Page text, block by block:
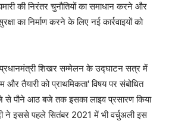
की निरंतर चुनौतियों का समाधान करने और
का निर्माण करने के लिए नई कार्रवाइयों को
शिखर सम्मेलन के उद्घाटन सत्र में
और तैयारी को प्राथमिकता' विषय पर संबोधित
पौने आठ बजे तक इसका लाइव प्रसारण किया
ने इससे पहले सितंबर 2021 में भी वर्चुअली इस